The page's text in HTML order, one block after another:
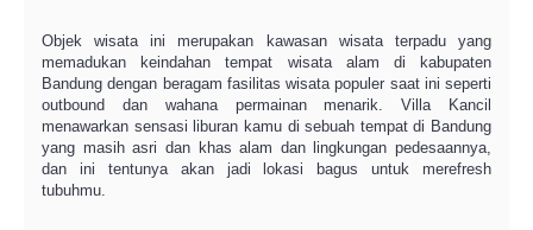
Objek wisata ini merupakan kawasan wisata terpadu yang
memadukan keindahan tempat wisata alam di kabupaten
Bandung dengan beragam fasilitas wisata populer saat ini seperti
outbound dan wahana permainan menarik. Villa Kancil
menawarkan sensasi liburan kamu di sebuah tempat di Bandung
yang masih asri dan khas alam dan lingkungan pedesaannya,
dan ini tentunya akan jadi lokasi bagus untuk merefresh
tubuhmu.